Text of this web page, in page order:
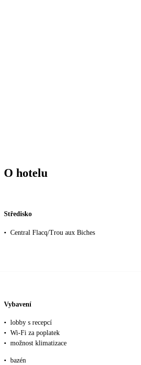
O hotelu
Středisko
• Central Flacq/Trou aux Biches
Vybavení
• lobby s recepcí
• Wi-Fi za poplatek
• možnost klimatizace
• bazén